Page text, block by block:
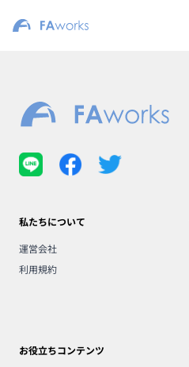
私たちについて
運営会社
利用規約
お役立ちコンテンツ